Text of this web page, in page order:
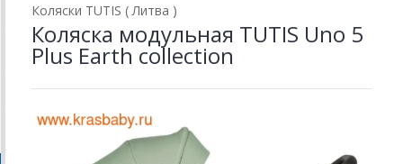
Коляски TUTIS ( Литва )
Коляска модульная TUTIS Uno 5
Plus Earth collection